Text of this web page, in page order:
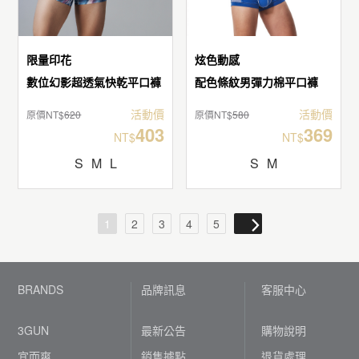
限量印花
數位幻影超透氣快乾平口褲
原價NT$620
活動價
NT$403
S M L
炫色動感
配色條紋男彈力棉平口褲
原價NT$580
活動價
NT$369
S M
1 2 3 4 5
BRANDS
3GUN
品牌訊息
最新公告
客服中心
購物說明